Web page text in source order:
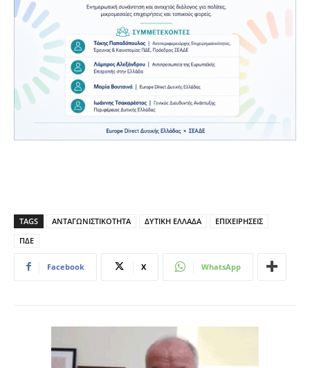
TAGS ΑΝΤΑΓΩΝΙΣΤΙΚΟΤΗΤΑ ΔΥΤΙΚΗ ΕΛΛΑΔΑ
ΕΠΙΧΕΙΡΗΣΕΙΣ
ΠΔΕ
Facebook X WhatsApp